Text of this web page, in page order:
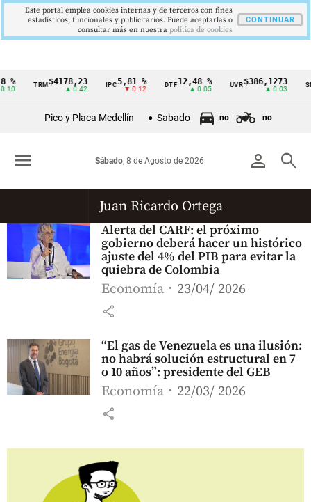
Cintillo
Colombia
% TRM$4178,23
▲ 0.42
IPC5,81 %
▼ 0.12
DTF 12,48 %
▲ 0.05
UVR$386,1273
▲ 0.03
Pico y Placa Medellín Sabado no no
person search
Sábado, 8 de Agosto de 2026
menu
Juan Ricardo Ortega
Alerta del CARF: el próximo
gobierno deberá hacer un histórico
ajuste del 4% del PIB para evitar la
quiebra de Colombia
Economía 23/04/ 2026
share
“El gas de Venezuela es una ilusión:
no habrá solución estructural en 7
o 10 años”: presidente del GEB
Economía 22/03/ 2026
share
Este portal emplea cookies internas y de terceros con fines
estadísticos, funcionales y publicitarios. Puede aceptarlas o
consultar más en nuestra politica de cookies
CONTINUAR